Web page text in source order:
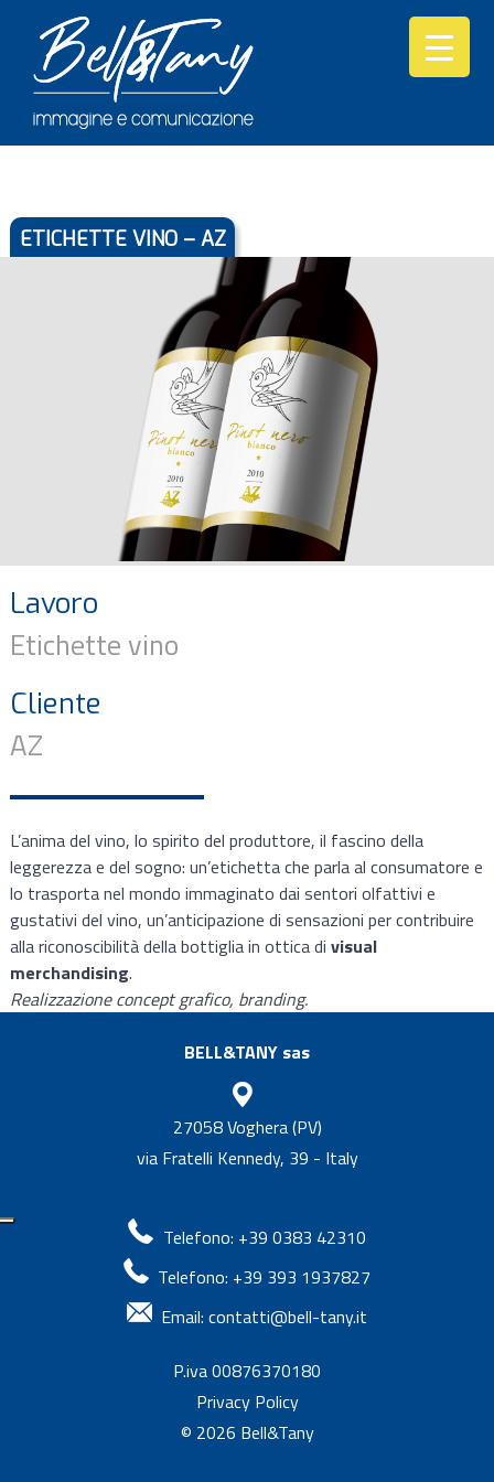
ETICHETTE VINO – AZ
Lavoro
Etichette vino
Cliente
AZ
L’anima del vino, lo spirito del produttore, il fascino della
leggerezza e del sogno: un’etichetta che parla al consumatore e
lo trasporta nel mondo immaginato dai sentori olfattivi e
gustativi del vino, un’anticipazione di sensazioni per contribuire
alla riconoscibilità della bottiglia in ottica di visual
merchandising.
Realizzazione concept grafico, branding.
BELL&TANY sas
27058 Voghera (PV)
via Fratelli Kennedy, 39 - Italy
Telefono: +39 0383 42310
Telefono: +39 393 1937827
Email:contatti@bell-tany.it
P.iva 00876370180
Privacy Policy
© 2026 Bell&Tany